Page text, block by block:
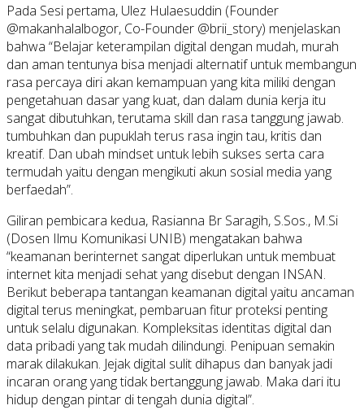
Pada Sesi pertama, Ulez Hulaesuddin (Founder
@makanhalalbogor, Co-Founder @brii_story) menjelaskan
bahwa “Belajar keterampilan digital dengan mudah, murah
dan aman tentunya bisa menjadi alternatif untuk membangun
rasa percaya diri akan kemampuan yang kita miliki dengan
pengetahuan dasar yang kuat, dan dalam dunia kerja itu
sangat dibutuhkan, terutama skill dan rasa tanggung jawab.
tumbuhkan dan pupuklah terus rasa ingin tau, kritis dan
kreatif. Dan ubah mindset untuk lebih sukses serta cara
termudah yaitu dengan mengikuti akun sosial media yang
berfaedah”.
Giliran pembicara kedua, Rasianna Br Saragih, S.Sos., M.Si
(Dosen Ilmu Komunikasi UNIB) mengatakan bahwa
“keamanan berinternet sangat diperlukan untuk membuat
internet kita menjadi sehat yang disebut dengan INSAN.
Berikut beberapa tantangan keamanan digital yaitu ancaman
digital terus meningkat, pembaruan fitur proteksi penting
untuk selalu digunakan. Kompleksitas identitas digital dan
data pribadi yang tak mudah dilindungi. Penipuan semakin
marak dilakukan. Jejak digital sulit dihapus dan banyak jadi
incaran orang yang tidak bertanggung jawab. Maka dari itu
hidup dengan pintar di tengah dunia digital”.